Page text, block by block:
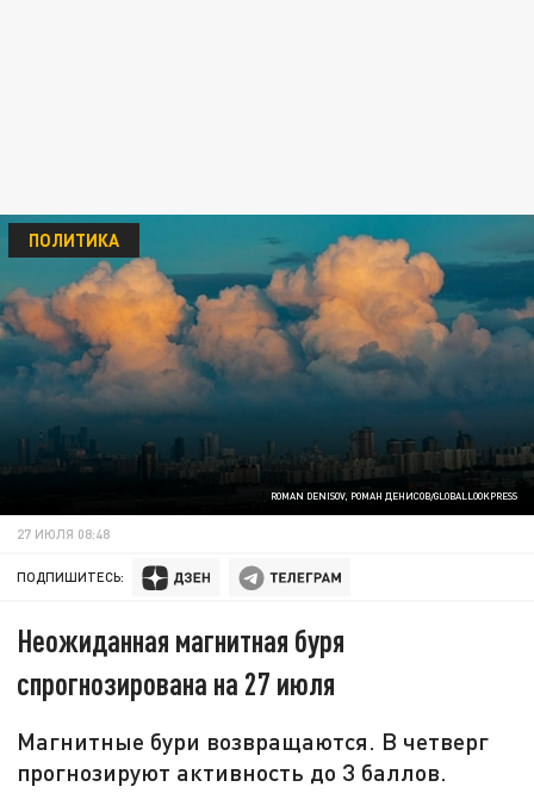
ROMAN DENISOV, РОМАН ДЕНИСОВ/GLOBALLOOKPRESS
ПОЛИТИКА
27 ИЮЛЯ 08:48
ПОДПИШИТЕСЬ:
Неожиданная магнитная буря
спрогнозирована на 27 июля
Магнитные бури возвращаются. В четверг
прогнозируют активность до 3 баллов.